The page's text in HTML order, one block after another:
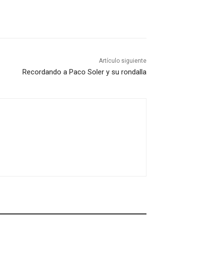
Artículo siguiente
Recordando a Paco Soler y su rondalla